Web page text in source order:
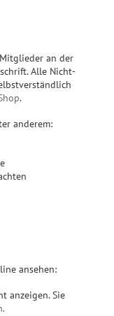
an der
Alle Nicht-
.
anderem:
ansehen:
anzeigen. Sie